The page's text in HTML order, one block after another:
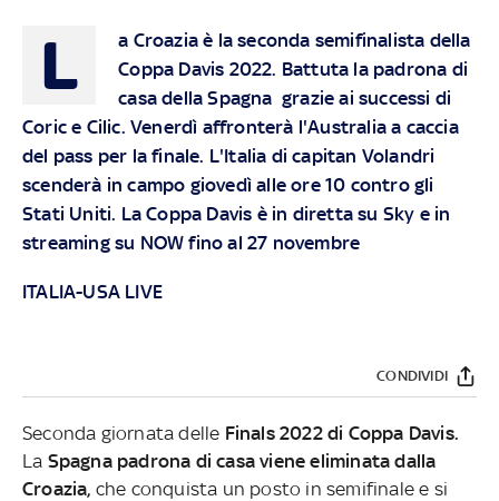
L
a Croazia è la seconda semifinalista della
Coppa Davis 2022. Battuta la padrona di
casa della Spagna grazie ai successi di
Coric e Cilic. Venerdì affronterà l'Australia a caccia
del pass per la finale. L'Italia di capitan Volandri
scenderà in campo giovedì alle ore 10 contro gli
Stati Uniti. La Coppa Davis è in diretta su Sky e in
streaming su NOW fino al 27 novembre
ITALIA-USA LIVE
CONDIVIDI
Seconda giornata delle Finals 2022 di Coppa Davis.
La Spagna padrona di casa viene eliminata dalla
Croazia, che conquista un posto in semifinale e si